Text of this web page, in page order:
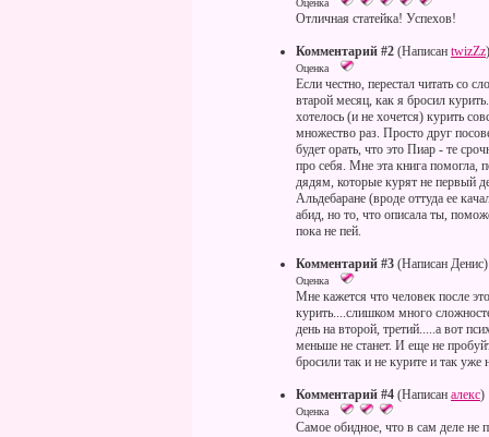
Оценка
Отличная статейка! Успехов!
Комментарий #2 (Написан twizZz)
Оценка
Если честно, перестал читать со
втарой месяц, как я бросил
хотелось (и не хочется) курить
множество раз. Просто друг
будет орать, что это Пиар - те
про себя. Мне эта книга помогла,
дядям, которые курят не первый
Альдебаране (вроде оттуда ее
абид, но то, что описала ты,
пока не пей.
Комментарий #3 (Написан Денис)
Оценка
Мне кажется что человек после
курить....слишком много
день на второй, третий.....а вот
меньше не станет. И еще не
бросили так и не курите и так уже
Комментарий #4 (Написан алекс)
Оценка
Самое обидное, что в сам деле не